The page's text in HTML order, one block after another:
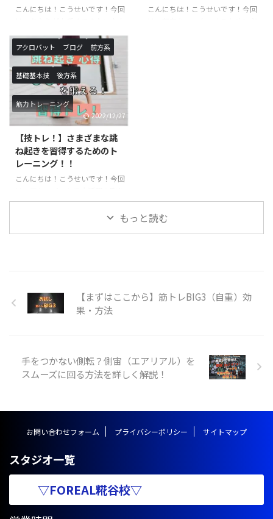
学生以上対象開講日（開講時
８：５０ ...
立ったりを行なっていますが、こ
こんにちは！こうせいです！今回
けの記事になります。あふりは、
基本技を行うにあたって必要な体
の使い方になります。ロンダート
やバク転などを行う際に必須にな
るので、習得したい方や技の熟練
度を上げたい方は必見の記事にな
ります！ あふりとは？？ あふり
は聞き慣れないワードだと思いま
やロンダートを行う際によく使わ
れます。身体をバネのようにして
着手した手の方向に足を入れ込む
動作のことを言います。ジャンプ
手したら一気に足を地面の方向 ...
こんにちは！こうせいです！今回
用されているのをよく目にします
...
アクロバット ブログ 前方系
基礎基本技 後方系
筋力トレーニング
2022/12/27
【技トレ！】さまざまな跳
ね起きを習得するためのト
レーニング！！
こんにちは！こうせいです！今回
起きに関するトレーニングのご紹
介です。さまざまな跳ね起きの種
で利用されることの多い技で、技
の形としては前方系の技に分類さ
の技名としては、 １．ハンドス
プリング https://y ...
もっと読む
【まずはここから】筋トレBIG3（自重）効
果・方法
手をつかない側転？側宙（エアリアル）を
スムーズに回る方法を詳しく解説！
お問い合わせフォーム プライバシーポリシー サイトマップ
スタジオ一覧
▽FOREAL糀谷校▽